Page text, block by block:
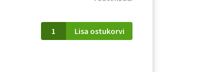
Vitriinkapp
Marco
Lisa ostukorvi